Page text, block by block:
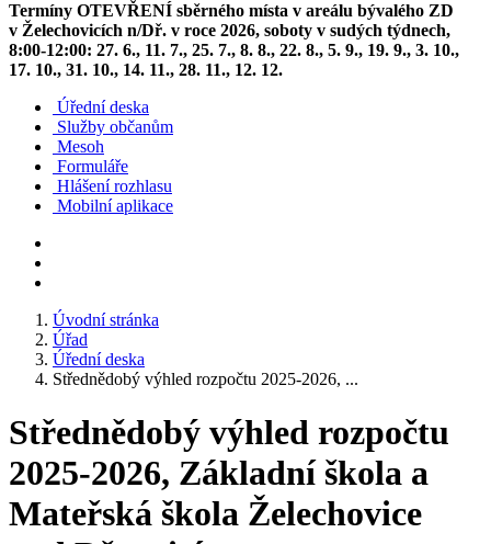
Termíny OTEVŘENÍ sběrného místa v areálu bývalého ZD
v Želechovicích n/Dř. v roce 2026, soboty v sudých týdnech,
8:00-12:00: 27. 6., 11. 7., 25. 7., 8. 8., 22. 8., 5. 9., 19. 9., 3. 10.,
17. 10., 31. 10., 14. 11., 28. 11., 12. 12.
Úřední deska
Služby občanům
Mesoh
Formuláře
Hlášení rozhlasu
Mobilní aplikace
Úvodní stránka
Úřad
Úřední deska
Střednědobý výhled rozpočtu 2025-2026, ...
Střednědobý výhled rozpočtu
2025-2026, Základní škola a
Mateřská škola Želechovice